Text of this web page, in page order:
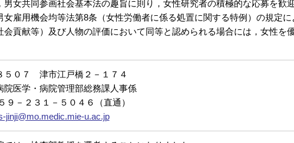
女共同参画社会基本法の趣旨に則り，女性研究者の積極的な応募を歓
女雇用機会均等法第8条（女性労働者に係る処置に関する特例）の規定
会貢献等）及び人物の評価において同等と認められる場合には，女性を
５０７ 津市江戸橋２－１７４
医学・病院管理部総務課人事係
９－２３１－５０４６（直通）
jinji@mo.medic.mie-u.ac.jp